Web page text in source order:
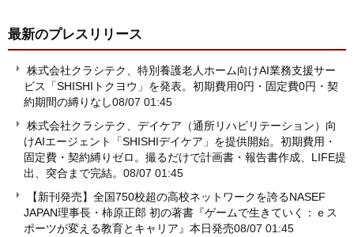
最新のプレスリリース
株式会社クラシテク、特別養護老人ホーム向けAI業務支援サー
ビス「SHISHIトクヨウ」を発表。初期費用0円・固定費0円・契
約期間の縛りなし08/07 01:45
株式会社クラシテク、デイケア（通所リハビリテーション）向
けAIエージェント「SHISHIデイケア」を提供開始。初期費用・
固定費・契約縛りゼロ。撮るだけで計画書・報告書作成、LIFE提
出、突合まで完結。 08/07 01:45
【新刊発売】全国750校超の高校ネットワークを誇るNASEF
JAPAN理事長・柿原正郎 初の著書『ゲームで生きていく：ｅス
ポーツが変える教育とキャリア』本日発売08/07 01:45